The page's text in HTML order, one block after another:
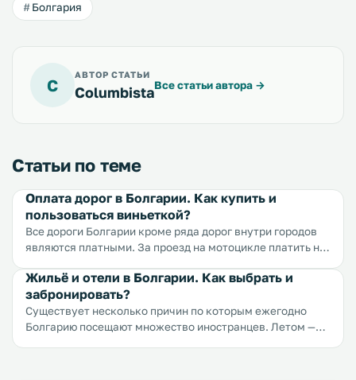
Болгария
C
АВТОР СТАТЬИ
ColumbistaВсе статьи автора →
Статьи по теме
Оплата дорог в Болгарии. Как купить и
пользоваться виньеткой?
Все дороги Болгарии кроме ряда дорог внутри городов
являются платными. За проезд на мотоцикле платить не
«Виньетка» (по-болгарски «винетна такса» или
«винетката»), приобрести ее можно прямо на границе
или на заправочных станциях.
Жильё и отели в Болгарии. Как выбрать и
забронировать?
Существует несколько причин по которым ежегодно
Болгарию посещают множество иностранцев. Летом —